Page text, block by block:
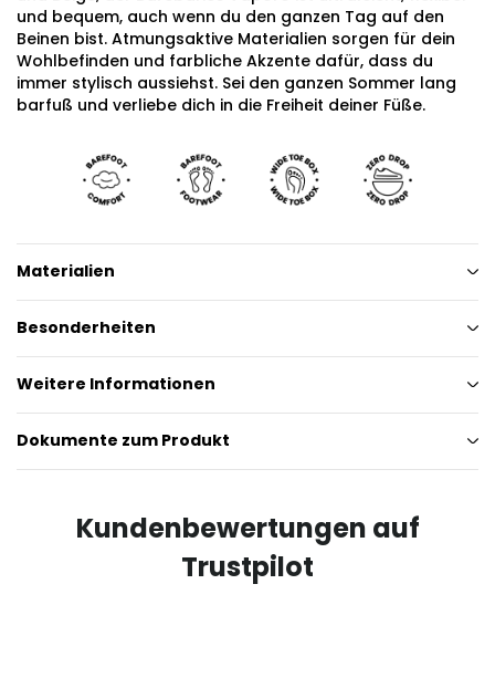
und bequem, auch wenn du den ganzen Tag auf den
Beinen bist. Atmungsaktive Materialien sorgen für dein
Wohlbefinden und farbliche Akzente dafür, dass du
immer stylisch aussiehst. Sei den ganzen Sommer lang
barfuß und verliebe dich in die Freiheit deiner Füße.
Materialien
Besonderheiten
Weitere Informationen
Dokumente zum Produkt
Kundenbewertungen auf
Trustpilot